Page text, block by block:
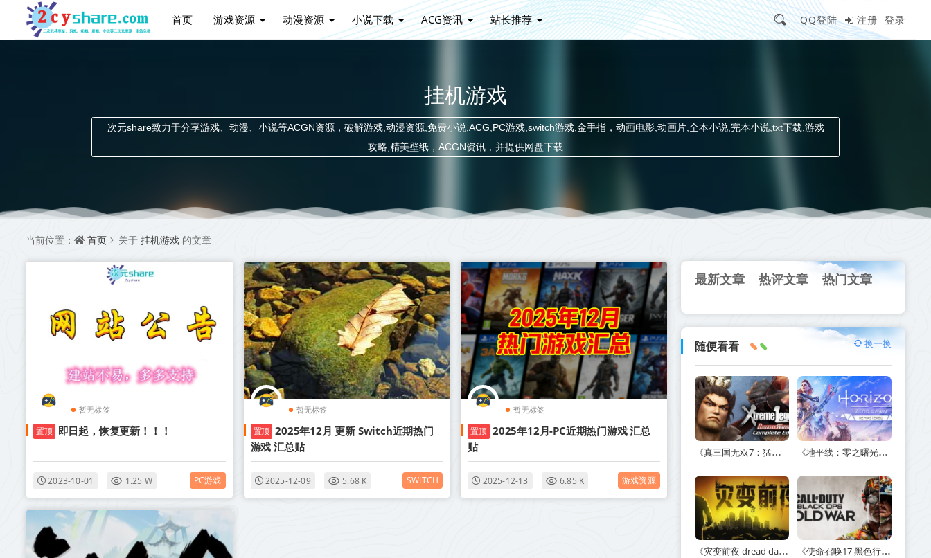
首页 游戏资源 动漫资源 小说下载 ACG资讯 站长推荐 QQ登陆 注册 登录
挂机游戏
次元share致力于分享游戏、动漫、小说等ACGN资源，破解游戏,动漫资源,免费小说,ACG,PC游戏,switch游戏,金手指，动画电影,动画片,全本小说,完本小说,txt下载,游戏
攻略,精美壁纸，ACGN资讯，并提供网盘下载
当前位置： 首页 关于 挂机游戏 的文章
暂无标签
置顶 即日起，恢复更新！！！
2023-10-01 1.25 W PC游戏
暂无标签
置顶 2025年12月 更新 Switch近期热门
游戏 汇总贴
2025-12-09 5.68 K SWITCH
暂无标签
置顶 2025年12月-PC近期热门游戏 汇总
贴
2025-12-13 6.85 K 游戏资源
最新文章 热评文章 热门文章
随便看看 换一换
《真三国无双7：猛将传完全版 DYNASTY WARRIORS 7: Xtreme Legends Complete Edition》Build.3602035-免安装中文版【PC/手机双端】丨中文版 《地平线：零之曙光重制版 Horizon Zero Dawn Remastered》v1.5.89.0-送修改器丨中文版网盘下载
《灾变前夜 dread dawn》v20260530-免安装中文版丨中文版网盘下载 《使命召唤17 黑色行动 冷战 Call of Duty: Black Ops Cold War》v1.34.1.15931218-全DLC+送修改器丨中文版网盘下载